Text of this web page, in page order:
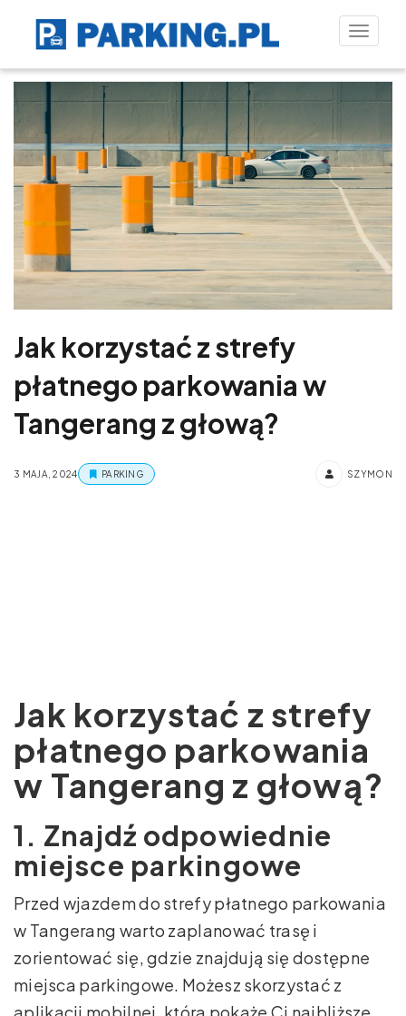
Toggle
Jak korzystać z strefy
płatnego parkowania w
Tangerang z głową?
3 MAJA, 2024 PARKING SZYMON
Jak korzystać z strefy
płatnego parkowania
w Tangerang z głową?
1. Znajdź odpowiednie
miejsce parkingowe
Przed wjazdem do strefy płatnego parkowania
w Tangerang warto zaplanować trasę i
zorientować się, gdzie znajdują się dostępne
miejsca parkingowe. Możesz skorzystać z